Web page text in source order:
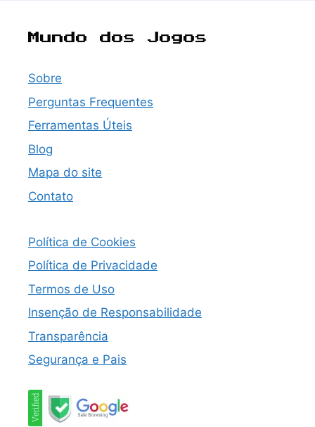
Mundo dos Jogos
Sobre
Perguntas Frequentes
Ferramentas Úteis
Blog
Mapa do site
Contato
Política de Cookies
Política de Privacidade
Termos de Uso
Insenção de Responsabilidade
Transparência
Segurança e Pais